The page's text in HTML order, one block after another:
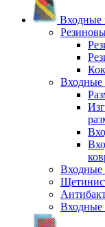
Входные
Входные
Входные
Входные